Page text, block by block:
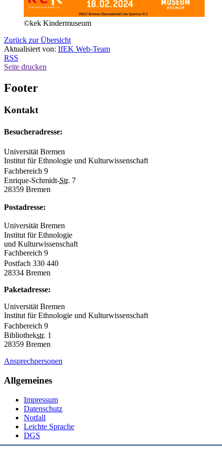
©kek Kindermuseum
Zurück zur Übersicht
Aktualisiert von: IfEK Web-Team
RSS
Seite drucken
Footer
Kontakt
Besucheradresse:
Universität Bremen
Institut für Ethnologie und Kulturwissenschaft
Fachbereich 9
Enrique-Schmidt-Str. 7
28359 Bremen
Postadresse:
Universität Bremen
Institut für Ethnologie
und Kulturwissenschaft
Fachbereich 9
Postfach 330 440
28334 Bremen
Paketadresse:
Universität Bremen
Institut für Ethnologie und Kulturwissenschaft
Fachbereich 9
Bibliothekstr. 1
28359 Bremen
Ansprechpersonen
Allgemeines
Impressum
Datenschutz
Notfall
Leichte Sprache
DGS